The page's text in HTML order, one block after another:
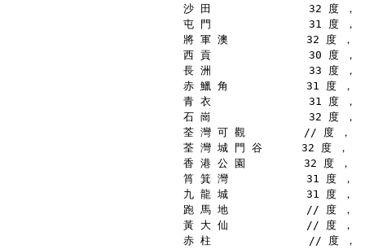
沙 田               32 度 ，
屯 門               31 度 ，
將 軍 澳            32 度 ，
西 貢               30 度 ，
長 洲               33 度 ，
赤 鱲 角            31 度 ，
青 衣               31 度 ，
石 崗               32 度 ，
荃 灣 可 觀         // 度 ，
荃 灣 城 門 谷      32 度 ，
香 港 公 園         32 度 ，
筲 箕 灣            31 度 ，
九 龍 城            31 度 ，
跑 馬 地            // 度 ，
黃 大 仙            // 度 ，
赤 柱               // 度 ，